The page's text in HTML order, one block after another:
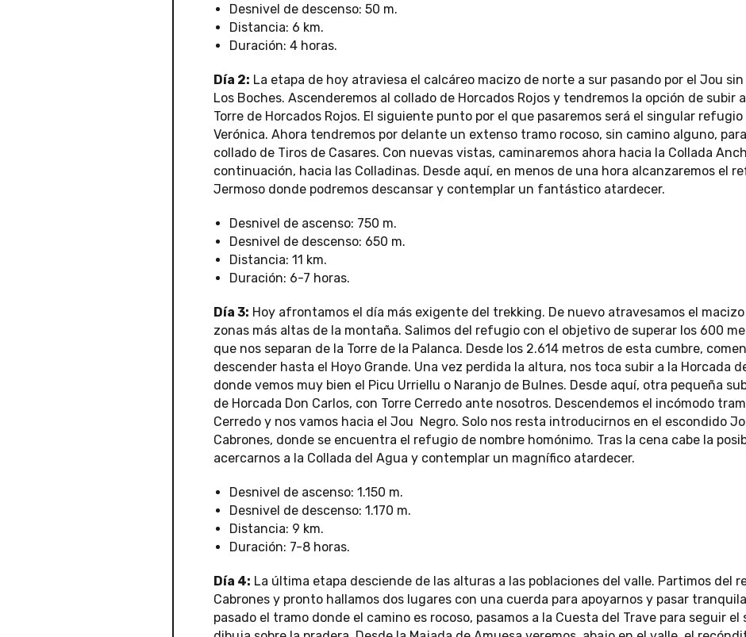
Desnivel de descenso: 50 m.
Distancia: 6 km.
Duración: 4 horas.
Día 2: La etapa de hoy atraviesa el calcáreo macizo de norte a sur pasando por el Jou
Los Boches. Ascenderemos al collado de Horcados Rojos y tendremos la opción de subir
Torre de Horcados Rojos. El siguiente punto por el que pasaremos será el singular refugio
Verónica. Ahora tendremos por delante un extenso tramo rocoso, sin camino alguno,
collado de Tiros de Casares. Con nuevas vistas, caminaremos ahora hacia la Collada
continuación, hacia las Colladinas. Desde aquí, en menos de una hora alcanzaremos el
Jermoso donde podremos descansar y contemplar un fantástico atardecer.
Desnivel de ascenso: 750 m.
Desnivel de descenso: 650 m.
Distancia: 11 km.
Duración: 6-7 horas.
Día 3: Hoy afrontamos el día más exigente del trekking. De nuevo atravesamos el
zonas más altas de la montaña. Salimos del refugio con el objetivo de superar los 600
que nos separan de la Torre de la Palanca. Desde los 2.614 metros de esta cumbre,
descender hasta el Hoyo Grande. Una vez perdida la altura, nos toca subir a la Horcada
donde vemos muy bien el Picu Urriellu o Naranjo de Bulnes. Desde aquí, otra pequeña
de Horcada Don Carlos, con Torre Cerredo ante nosotros. Descendemos el incómodo
Cerredo y nos vamos hacia el Jou Negro. Solo nos resta introducirnos en el escondido
Cabrones, donde se encuentra el refugio de nombre homónimo. Tras la cena cabe la
acercarnos a la Collada del Agua y contemplar un magnífico atardecer.
Desnivel de ascenso: 1.150 m.
Desnivel de descenso: 1.170 m.
Distancia: 9 km.
Duración: 7-8 horas.
Día 4: La última etapa desciende de las alturas a las poblaciones del valle. Partimos del
Cabrones y pronto hallamos dos lugares con una cuerda para apoyarnos y pasar
pasado el tramo donde el camino es rocoso, pasamos a la Cuesta del Trave para seguir el